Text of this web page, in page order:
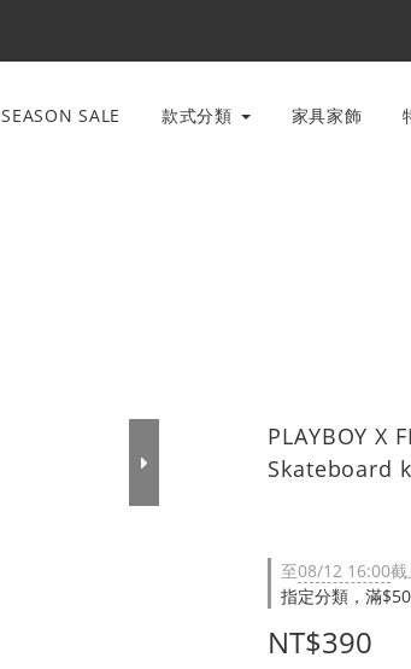
SEASON SALE 款式分類 家具家飾
PLAYBOY X
Skateboard
至08/12 16:00截
指定分類，滿
NT$390